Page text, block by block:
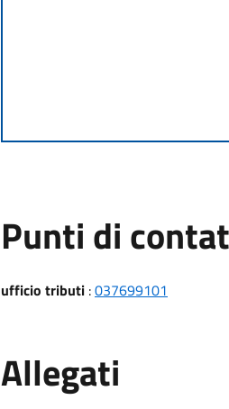
Punti di
ufficio tributi:037699101
Allegati